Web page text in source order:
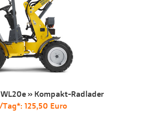
» Kompakt-Radlader
125,50 Euro